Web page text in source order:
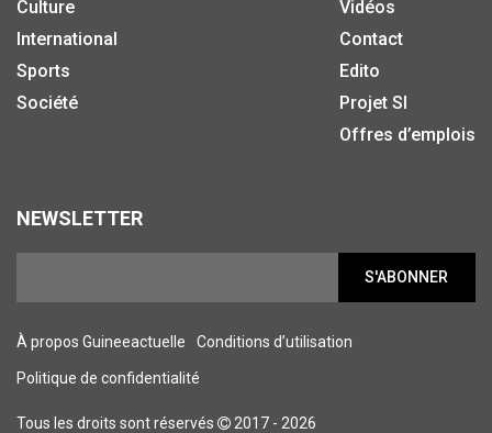
Culture
International
Sports
Société
Vidéos
Contact
Edito
Projet SI
Offres d’emplois
NEWSLETTER
S'ABONNER
À propos Guineeactuelle Conditions d’utilisation
Politique de confidentialité
Tous les droits sont réservés 2017 - 2026